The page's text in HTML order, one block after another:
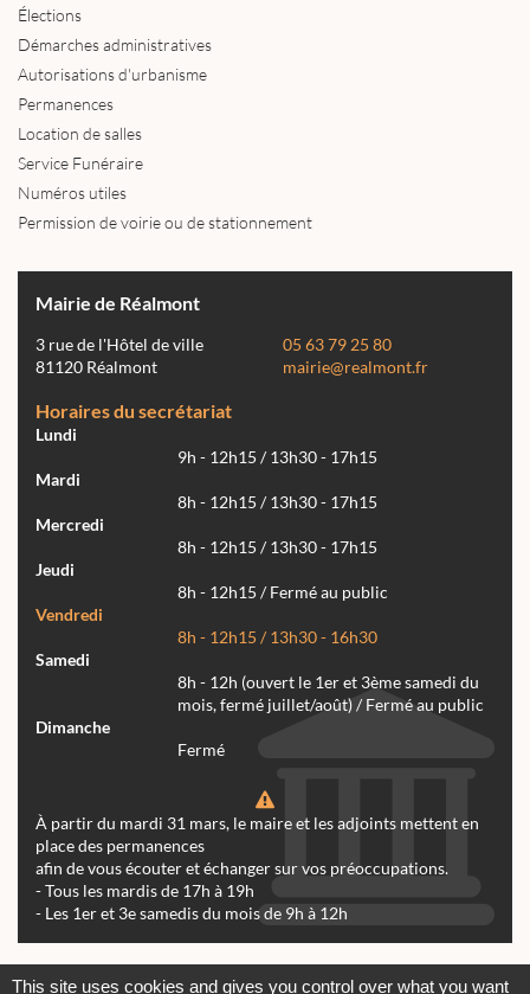
Élections
Démarches administratives
Autorisations d'urbanisme
Permanences
Location de salles
Service Funéraire
Numéros utiles
Permission de voirie ou de stationnement
Mairie de Réalmont
3 rue de l'Hôtel de ville
81120 Réalmont
05 63 79 25 80
mairie@realmont.fr
Horaires du secrétariat
Lundi
9h - 12h15 / 13h30 - 17h15
Mardi
8h - 12h15 / 13h30 - 17h15
Mercredi
8h - 12h15 / 13h30 - 17h15
Jeudi
8h - 12h15 / Fermé au public
Vendredi
8h - 12h15 / 13h30 - 16h30
Samedi
8h - 12h (ouvert le 1er et 3ème samedi du
mois, fermé juillet/août) / Fermé au public
Dimanche
Fermé
À partir du mardi 31 mars, le maire et les adjoints mettent en
place des permanences
afin de vous écouter et échanger sur vos préoccupations.
- Tous les mardis de 17h à 19h
- Les 1er et 3e samedis du mois de 9h à 12h
This site uses cookies and gives you control over what you want